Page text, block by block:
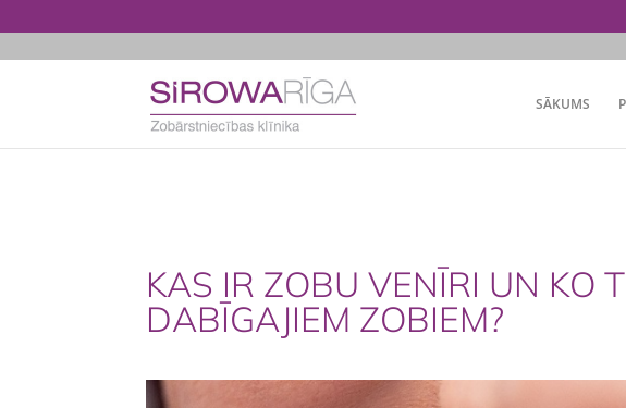
SĀKUMS
KAS IR ZOBU VENĪRI UN KO
DABĪGAJIEM ZOBIEM?